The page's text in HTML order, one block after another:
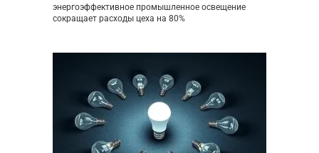
энергоэффективное промышленное освещение
сокращает расходы цеха на 80%